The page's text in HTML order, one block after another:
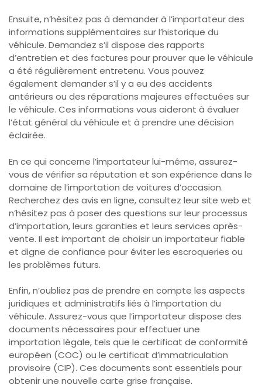
Ensuite, n’hésitez pas à demander à l’importateur des
informations supplémentaires sur l’historique du
véhicule. Demandez s’il dispose des rapports
d’entretien et des factures pour prouver que le véhicule
a été régulièrement entretenu. Vous pouvez
également demander s’il y a eu des accidents
antérieurs ou des réparations majeures effectuées sur
le véhicule. Ces informations vous aideront à évaluer
l’état général du véhicule et à prendre une décision
éclairée.
En ce qui concerne l’importateur lui-même, assurez-
vous de vérifier sa réputation et son expérience dans le
domaine de l’importation de voitures d’occasion.
Recherchez des avis en ligne, consultez leur site web et
n’hésitez pas à poser des questions sur leur processus
d’importation, leurs garanties et leurs services après-
vente. Il est important de choisir un importateur fiable
et digne de confiance pour éviter les escroqueries ou
les problèmes futurs.
Enfin, n’oubliez pas de prendre en compte les aspects
juridiques et administratifs liés à l’importation du
véhicule. Assurez-vous que l’importateur dispose des
documents nécessaires pour effectuer une
importation légale, tels que le certificat de conformité
européen (COC) ou le certificat d’immatriculation
provisoire (CIP). Ces documents sont essentiels pour
obtenir une nouvelle carte grise française.